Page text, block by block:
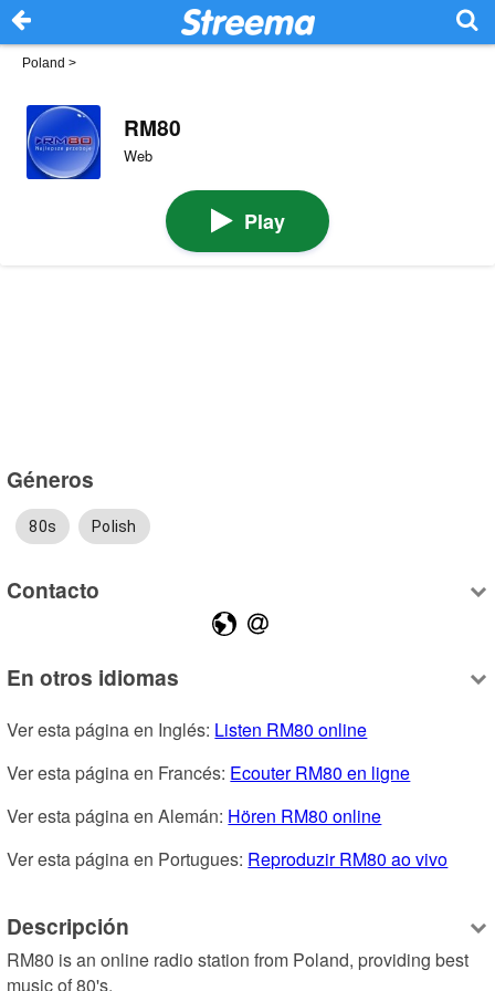
Poland >
RM80
Web
Play
Géneros
80s Polish
Contacto
En otros idiomas
Ver esta página en Inglés: Listen RM80 online
Ver esta página en Francés: Ecouter RM80 en ligne
Ver esta página en Alemán: Hören RM80 online
Ver esta página en Portugues: Reproduzir RM80 ao vivo
Descripción
RM80 is an online radio station from Poland, providing best
music of 80's.